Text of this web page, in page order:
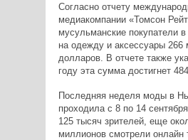
Согласно отчету
медиакомпании «Томсон
мусульманские покупатели
на одежду и аксессуары 266
долларов. В отчете также
году эта сумма достигнет
Последняя неделя моды в
проходила с 8 по 14
125 тысяч зрителей, еще
миллионов смотрели онлайн